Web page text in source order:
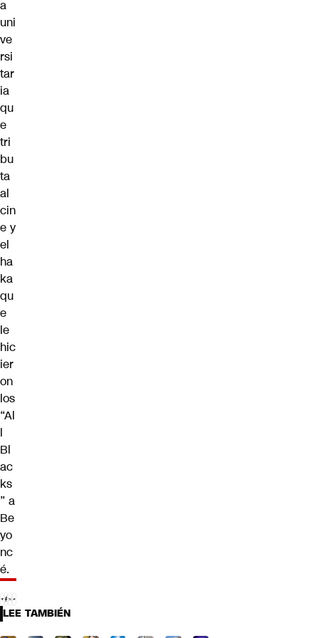
a
uni
ve
rsi
tar
ia
qu
e
tri
bu
ta
al
cin
e y
el
ha
ka
qu
e
le
hic
ier
on
los
“Al
l
Bl
ac
ks
” a
Be
yo
nc
é.
LEE TAMBIÉN